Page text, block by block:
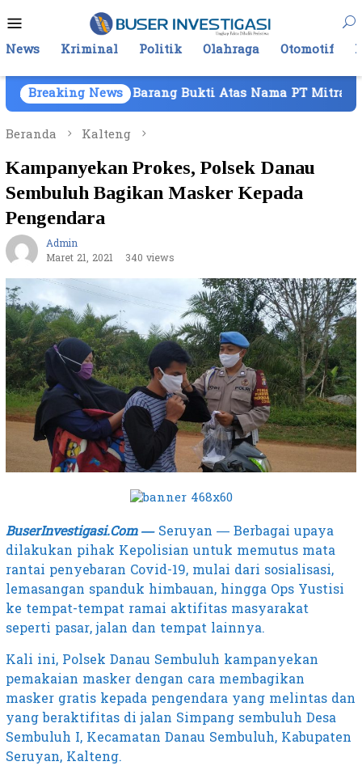
ke
kontenMobile
News Kriminal Politik Olahraga Otomotif
Breaking News
Barang Bukti Atas Nama PT Mitra Usaha Properti
Beranda
Kalteng
Kampanyekan Prokes, Polsek Danau
Sembuluh Bagikan Masker Kepada
Pengendara
Admin
Maret 21, 2021
340 views
BuserInvestigasi.Com —Seruyan — Berbagai upaya
dilakukan pihak Kepolisian untuk memutus mata
rantai penyebaran Covid-19, mulai dari sosialisasi,
lemasangan spanduk himbauan, hingga Ops Yustisi
ke tempat-tempat ramai aktifitas masyarakat
seperti pasar, jalan dan tempat lainnya.
Kali ini, Polsek Danau Sembuluh kampanyekan
pemakaian masker dengan cara membagikan
masker gratis kepada pengendara yang melintas dan
yang beraktifitas di jalan Simpang sembuluh Desa
Sembuluh I, Kecamatan Danau Sembuluh, Kabupaten
Seruyan, Kalteng.